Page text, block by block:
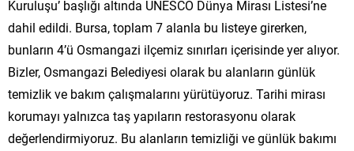
Kuruluşu’ başlığı altında UNESCO Dünya Mirası Listesi’ne
dahil edildi. Bursa, toplam 7 alanla bu listeye girerken,
bunların 4’ü Osmangazi ilçemiz sınırları içerisinde yer alıyor.
Bizler, Osmangazi Belediyesi olarak bu alanların günlük
temizlik ve bakım çalışmalarını yürütüyoruz. Tarihi mirası
korumayı yalnızca taş yapıların restorasyonu olarak
değerlendirmiyoruz. Bu alanların temizliği ve günlük bakımı